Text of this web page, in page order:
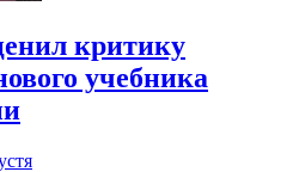
критику
учебника